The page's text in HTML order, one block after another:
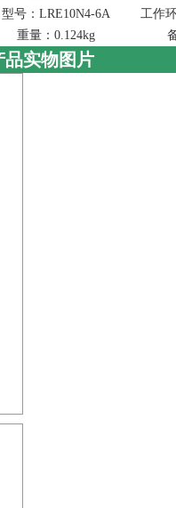
型号：LRE10N4-6A
工作
重量：0.124kg
品实物图片